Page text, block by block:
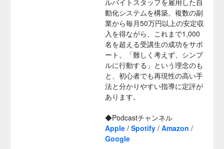
動化システムを構築。複数の副
業から毎月50万円以上の安定収
入を得ながら、これまで1,000
名を超える受講生の成功をサポ
ート。「難しく考えず、シンプ
ルに行動する」という理念のも
と、初心者でも再現性の高い手
法と分かりやすい指導に定評が
あります。
◆Podcastチャンネル
Apple /Spotify /Amazon /
Google